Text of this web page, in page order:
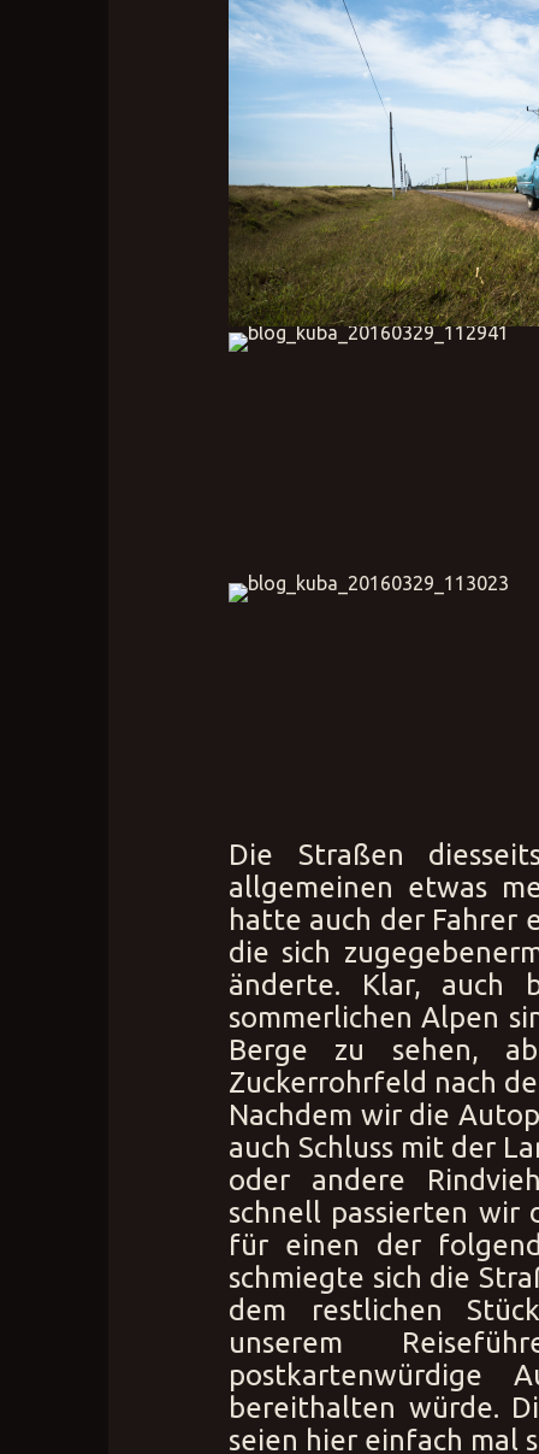
Die Straßen
allgemeinen etwas
hatte auch der Fahrer
die sich
änderte. Klar, auch
sommerlichen Alpen
Berge zu sehen,
Zuckerrohrfeld nach
Nachdem wir die
auch Schluss mit der
oder andere
schnell passierten wir
für einen der
schmiegte sich die
dem restlichen
unserem
postkartenwürdige
bereithalten würde.
seien hier einfach mal